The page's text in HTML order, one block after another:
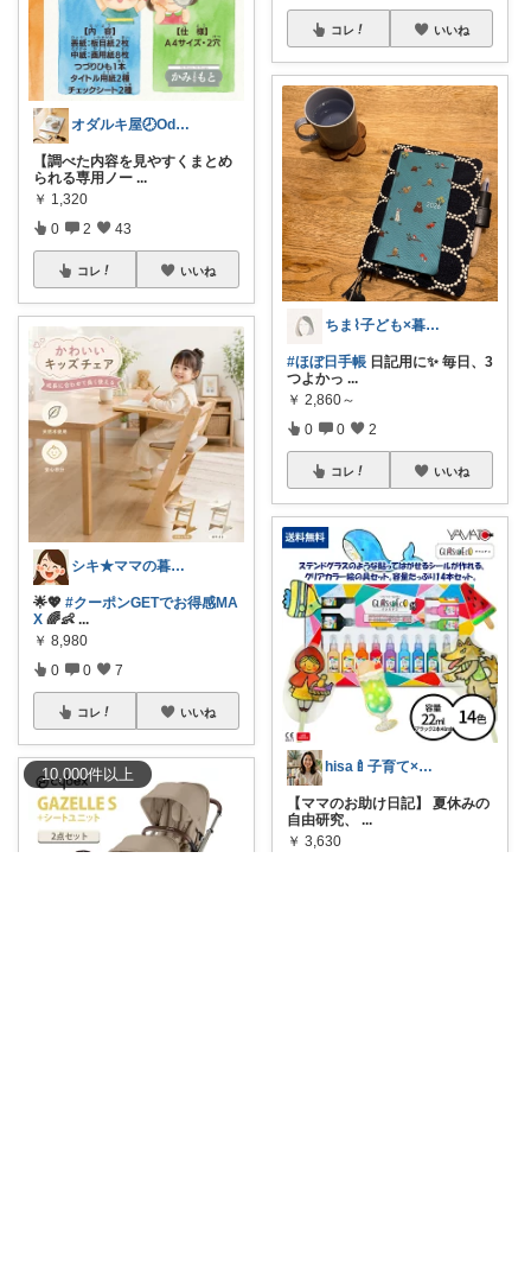
10,000件以上
オダルキ屋🕗Oda-ruki08
【調べた内容を見やすくまとめ
られる専用ノー ...
￥ 1,320
0 2 43
コレ いいね
シキ★ママの暮らし、キッズ
🌟💖 #クーポンGETでお得感MA
X 🌈👶 ...
￥ 8,980
0 0 7
コレ いいね
コレ いいね
ちま⌇子ども×暮らし×おうち学習
#ほぼ日手帳 日記用に✨ 毎日、3
つよかっ ...
￥ 2,860～
0 0 2
コレ いいね
hisa🍼子育て×大人可愛いお気に入り
【ママのお助け日記】 夏休みの
自由研究、 ...
￥ 3,630